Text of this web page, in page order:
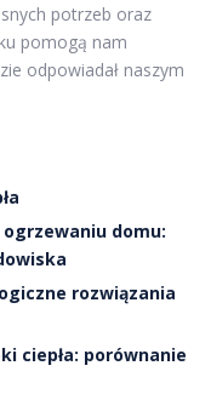
potrzeb oraz
pomogą nam
odpowiadał naszym
domu:
rozwiązania
ciepła: porównanie